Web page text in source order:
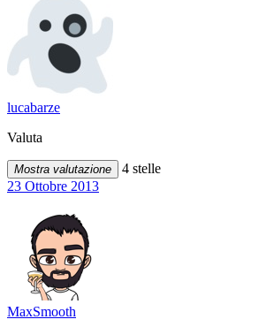
lucabarze
Valuta
Mostra valutazione
4 stelle
23 Ottobre 2013
MaxSmooth